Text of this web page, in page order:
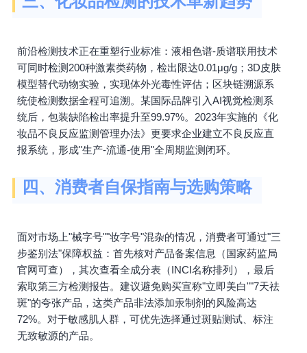
前沿检测技术正在重塑行业标准：液相色谱-质谱联用技术
可同时检测200种激素类药物，检出限达0.01μg/g；3D皮肤
模型替代动物实验，实现体外光毒性评估；区块链溯源系
统使检测数据全程可追溯。某国际品牌引入AI视觉检测系
统后，包装缺陷检出率提升至99.97%。2023年实施的《化
妆品不良反应监测管理办法》更要求企业建立不良反应直
报系统，形成"生产-流通-使用"全周期监测闭环。
四、消费者自保指南与选购策略
面对市场上"械字号""妆字号"混杂的情况，消费者可通过"三
步鉴别法"保障权益：首先核对产品备案信息（国家药监局
官网可查），其次查看全成分表（INCI名称排列），最后
索取第三方检测报告。建议避免购买宣称"立即美白""7天祛
斑"的夸张产品，这类产品非法添加汞制剂的风险高达
72%。对于敏感肌人群，可优先选择通过斑贴测试、标注
无致敏源的产品。